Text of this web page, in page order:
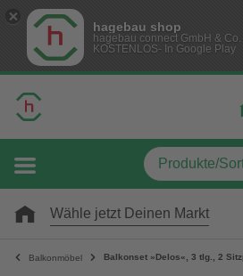
hagebau shop
hagebau connect GmbH & Co.
KOSTENLOS- In Google Play
Wähle jetzt Deinen Markt
Balkonmöbel Balkonset »Delos«, 3 tlg., 2